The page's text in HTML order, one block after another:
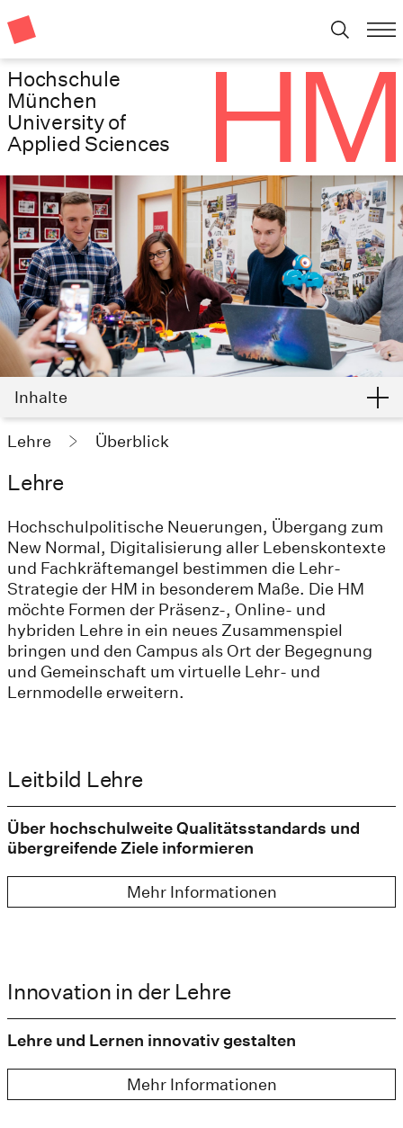
Hochschule
München
University of
Applied Sciences
Lehre Überblick
Inhalte
Lehre
Hochschulpolitische Neuerungen, Übergang zum
New Normal, Digitalisierung aller Lebenskontexte
und Fachkräftemangel bestimmen die Lehr-
Strategie der HM in besonderem Maße. Die HM
möchte Formen der Präsenz-, Online- und
hybriden Lehre in ein neues Zusammenspiel
bringen und den Campus als Ort der Begegnung
und Gemeinschaft um virtuelle Lehr- und
Lernmodelle erweitern.
Leitbild Lehre
Über hochschulweite Qualitätsstandards und
übergreifende Ziele informieren
Mehr Informationen
Innovation in der Lehre
Lehre und Lernen innovativ gestalten
Mehr Informationen